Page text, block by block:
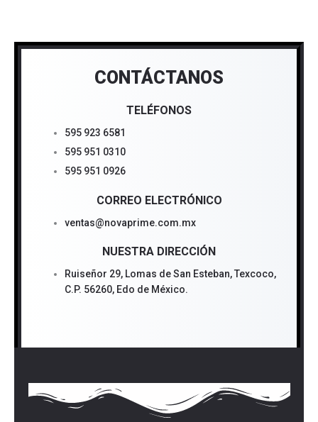
CONTÁCTANOS
TELÉFONOS
595 923 6581
595 951 0310
595 951 0926
CORREO ELECTRÓNICO
ventas@novaprime.com.mx
NUESTRA DIRECCIÓN
Ruiseñor 29, Lomas de San Esteban, Texcoco,
C.P. 56260, Edo de México.